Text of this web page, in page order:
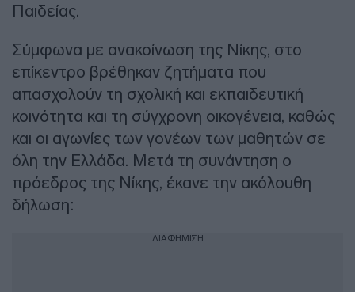
Παιδείας.
Σύμφωνα με ανακοίνωση της Νίκης, στο
επίκεντρο βρέθηκαν ζητήματα που
απασχολούν τη σχολική και εκπαιδευτική
κοινότητα και τη σύγχρονη οικογένεια, καθώς
και οι αγωνίες των γονέων των μαθητών σε
όλη την Ελλάδα. Μετά τη συνάντηση ο
πρόεδρος της Νίκης, έκανε την ακόλουθη
δήλωση:
ΔΙΑΦΗΜΙΣΗ